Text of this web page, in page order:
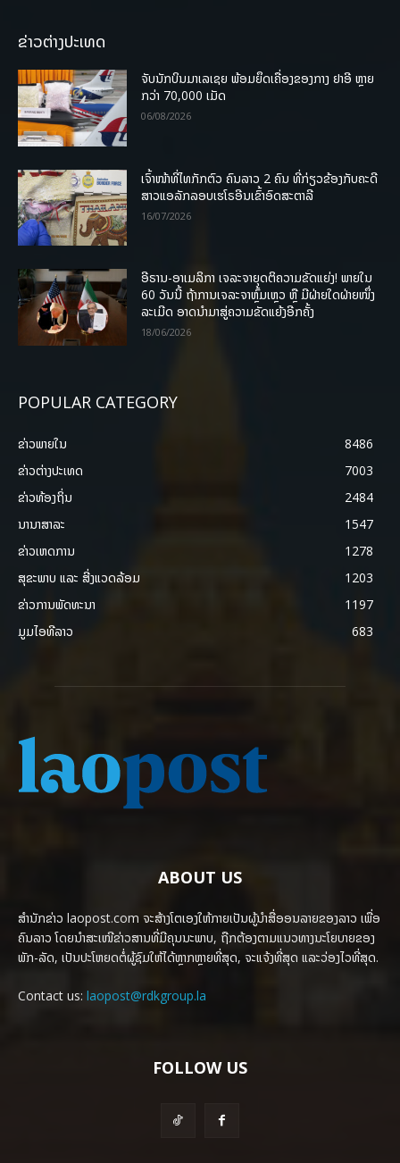
ຂ່າວຕ່າງປະເທດ
ຈັບນັກບິນມາເລເຊຍ ພ້ອມຍຶດເຄື່ອງຂອງກາງ ຢາອີ ຫຼາຍ
ກວ່າ 70,000 ເມັດ
06/08/2026
ເຈົ້າໜ້າທີ່ໄທກັກຕົວ ຄົນລາວ 2 ຄົນ ທີ່ກ່ຽວຂ້ອງກັບຄະດີ
ສາວແອລັກລອບເຮໂຣອີນເຂົ້າອົດສະຕາລີ
16/07/2026
ອີຣານ-ອາເມລິກາ ເຈລະຈາຍຸດຕິຄວາມຂັດແຍ່ງ! ພາຍໃນ
60 ວັນນີ້ ຖ້າການເຈລະຈາຫຼົ້ມເຫຼວ ຫຼື ມີຝ່າຍໃດຝ່າຍໜຶ່ງ
ລະເມີດ ອາດນໍາມາສູ່ຄວາມຂັດແຍ້ງອີກຄັ້ງ
18/06/2026
POPULAR CATEGORY
ຂ່າວພາຍ​ໃນ
8486
ຂ່າວຕ່າງປະເທດ
7003
ຂ່າວທ້ອງຖິ່ນ
2484
ນານາສາລະ
1547
ຂ່າວເຫດການ
1278
ສຸຂະພາບ ແລະ ສີ່ງແວດລ້ອມ
1203
ຂ່າວການພັດທະນາ
1197
ມູມໄອທີລາວ
683
ABOUT US
ສຳນັກຂ່າວ laopost.com ຈະສ້າງໂຕເອງໃຫ້ກາຍເປັນຜູ້ນຳສື່ອອນລາຍຂອງລາວ ເພື່ອ
ຄົນລາວ ໂດຍນຳສະເໜີຂ່າວສານທີ່ມີຄຸນນະພາບ, ຖືກຕ້ອງຕາມແນວທາງນະໂຍບາຍຂອງ
ພັກ-ລັດ, ເປັນປະໂຫຍດຕໍ່ຜູ້ຊົມໃຫ້ໄດ້ຫຼາກຫຼາຍທີ່ສຸດ, ຈະແຈ້ງທີ່ສຸດ ແລະວ່ອງໄວທີ່ສຸດ.
Contact us: laopost@rdkgroup.la
FOLLOW US